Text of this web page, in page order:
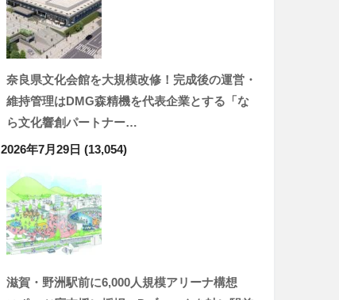
奈良県文化会館を大規模改修！完成後の運営・
維持管理はDMG森精機を代表企業とする「な
ら文化響創パートナー…
2026年7月29日 (13,054)
滋賀・野洲駅前に6,000人規模アリーナ構想